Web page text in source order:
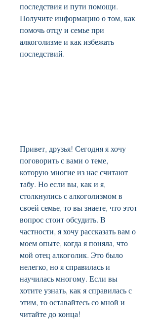
последствия и пути помощи.
Получите информацию о том, как
помочь отцу и семье при
алкоголизме и как избежать
последствий.
Привет, друзья! Сегодня я хочу
поговорить с вами о теме,
которую многие из нас считают
табу. Но если вы, как и я,
столкнулись с алкоголизмом в
своей семье, то вы знаете, что этот
вопрос стоит обсудить. В
частности, я хочу рассказать вам о
моем опыте, когда я поняла, что
мой отец алкоголик. Это было
нелегко, но я справилась и
научилась многому. Если вы
хотите узнать, как я справилась с
этим, то оставайтесь со мной и
читайте до конца!